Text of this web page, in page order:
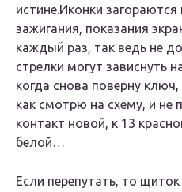
истине.Иконки
зажигания, показания
каждый раз, так ведь не
стрелки могут зависнуть
когда снова поверну
как смотрю на схему, и не
контакт новой, к 13
белой…
Если перепутать, то